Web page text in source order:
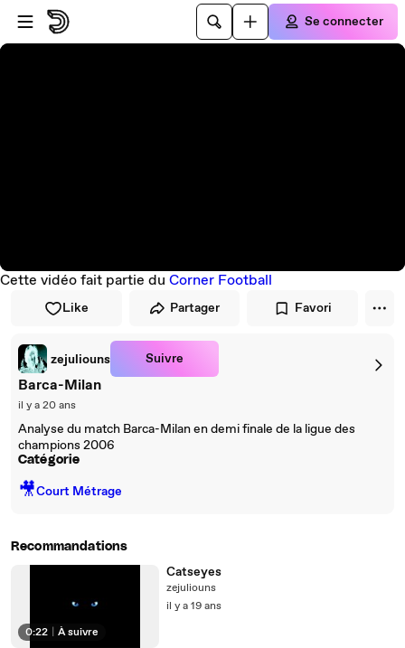
Passer au player
Passer au contenu principal
Se connecter
Cette vidéo fait partie du Corner Football
Like Partager Favori
zejuliouns Suivre
Barca-Milan
il y a 20 ans
Analyse du match Barca-Milan en demi finale de la ligue des
champions 2006
Catégorie
🎥Court Métrage
Recommandations
0:22 À suivre
Catseyes
zejuliouns
il y a 19 ans